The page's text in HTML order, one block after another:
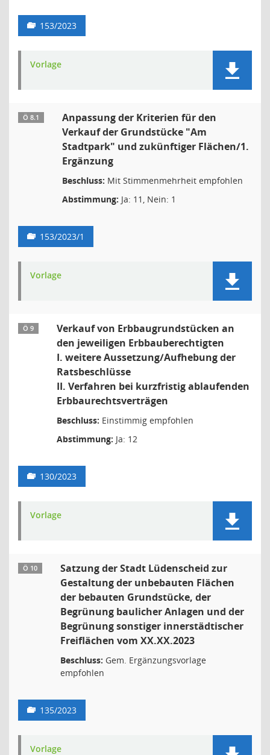
153/2023
Vorlage
Ö 8.1
Anpassung der Kriterien für den
Verkauf der Grundstücke "Am
Stadtpark" und zukünftiger Flächen/1.
Ergänzung
Beschluss: Mit Stimmenmehrheit empfohlen
Abstimmung: Ja: 11, Nein: 1
153/2023/1
Vorlage
Ö 9
Verkauf von Erbbaugrundstücken an
den jeweiligen Erbbauberechtigten
I. weitere Aussetzung/Aufhebung der
Ratsbeschlüsse
II. Verfahren bei kurzfristig ablaufenden
Erbbaurechtsverträgen
Beschluss: Einstimmig empfohlen
Abstimmung: Ja: 12
130/2023
Vorlage
Ö 10
Satzung der Stadt Lüdenscheid zur
Gestaltung der unbebauten Flächen
der bebauten Grundstücke, der
Begrünung baulicher Anlagen und der
Begrünung sonstiger innerstädtischer
Freiflächen vom XX.XX.2023
Beschluss: Gem. Ergänzungsvorlage
empfohlen
135/2023
Vorlage